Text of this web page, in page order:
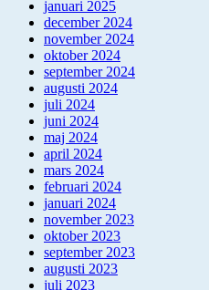
januari 2025
december 2024
november 2024
oktober 2024
september 2024
augusti 2024
juli 2024
juni 2024
maj 2024
april 2024
mars 2024
februari 2024
januari 2024
november 2023
oktober 2023
september 2023
augusti 2023
juli 2023